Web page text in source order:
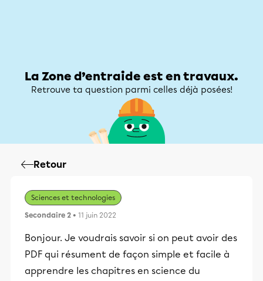
La Zone d’entraide est en travaux.
Retrouve ta question parmi celles déjà posées!
Retour
Sciences et technologies
Secondaire 2 • 11 juin 2022
Bonjour. Je voudrais savoir si on peut avoir des
PDF qui résument de façon simple et facile à
apprendre les chapitres en science du